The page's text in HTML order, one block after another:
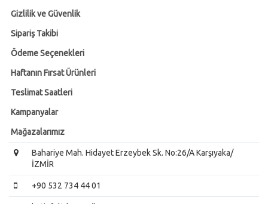
Gizlilik ve Güvenlik
Sipariş Takibi
Ödeme Seçenekleri
Haftanın Fırsat Ürünleri
Teslimat Saatleri
Kampanyalar
Mağazalarımız
Bahariye Mah. Hidayet Erzeybek Sk. No:26/A Karşıyaka/
İZMİR
+90 532 734 44 01